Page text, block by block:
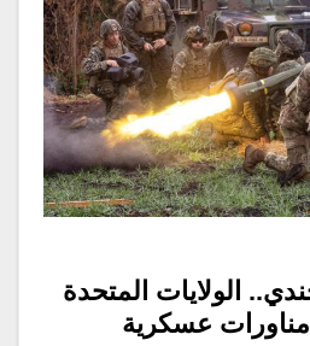
5000 جندي.. الولايات المتحدة
مناورات عسكرية